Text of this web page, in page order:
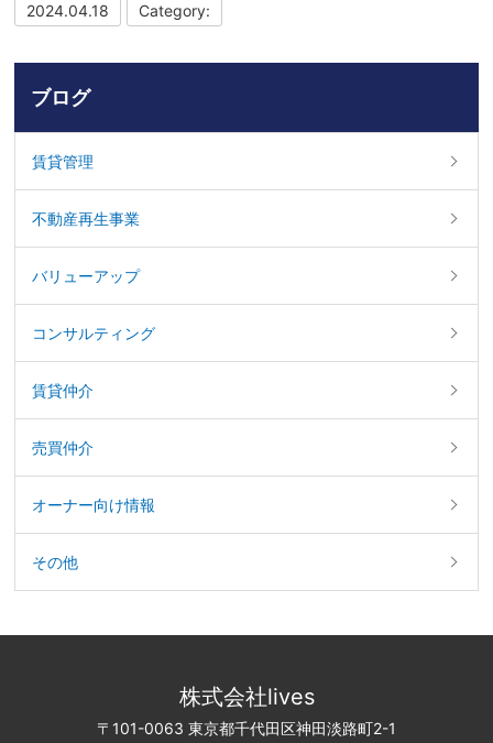
2024.04.18 Category:
ブログ
賃貸管理
不動産再生事業
バリューアップ
コンサルティング
賃貸仲介
売買仲介
オーナー向け情報
その他
株式会社lives
〒101-0063 東京都千代田区神田淡路町2-1